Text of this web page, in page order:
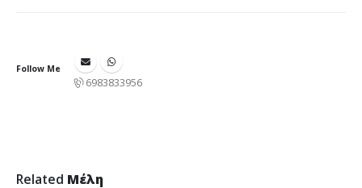
Follow Me
6983833956
Related Μέλη